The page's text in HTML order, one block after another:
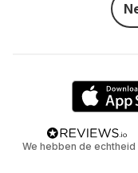
We hebben de